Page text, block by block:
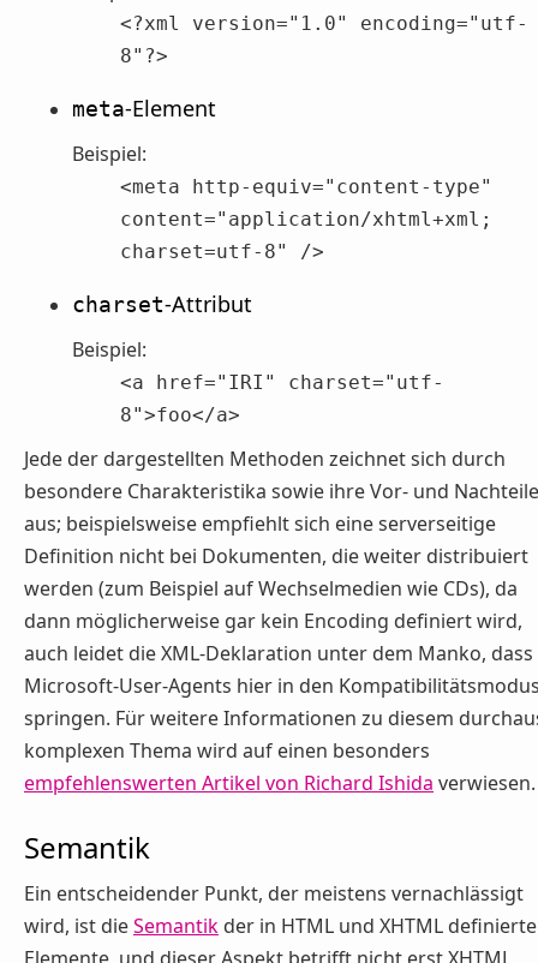
<?xml version="1.0" encoding="utf-
8"?>
meta-Element
Beispiel:
<meta http-equiv="content-type"
content="application/xhtml+xml;
charset=utf-8" />
charset-Attribut
Beispiel:
<a href="IRI" charset="utf-
8">foo</a>
Jede der dargestellten Methoden zeichnet sich durch
besondere Charakteristika sowie ihre Vor- und Nachteile
aus; beispielsweise empfiehlt sich eine serverseitige
Definition nicht bei Dokumenten, die weiter distribuiert
werden (zum Beispiel auf Wechselmedien wie CDs), da
dann möglicherweise gar kein Encoding definiert wird,
auch leidet die XML-Deklaration unter dem Manko, dass
Microsoft-User-Agents hier in den
springen. Für weitere Informationen zu diesem
komplexen Thema wird auf einen besonders
empfehlenswerten Artikel von Richard Ishida verwiesen.
Semantik
Ein entscheidender Punkt, der meistens vernachlässigt
wird, ist dieSemantik der in HTML und XHTML
Elemente, und dieser Aspekt betrifft nicht erst XHTML,